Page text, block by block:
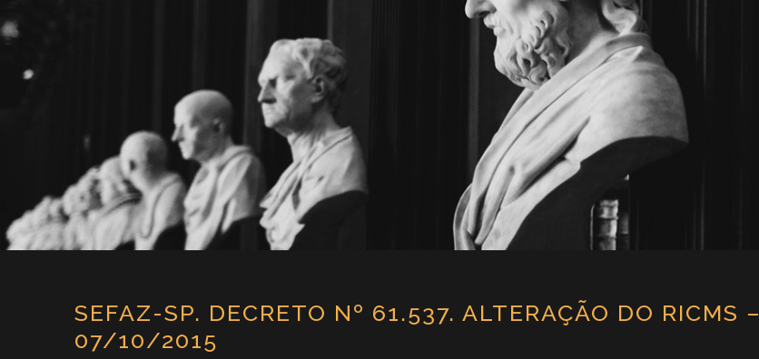
SEFAZ-SP. DECRETO Nº 61.537. ALTERAÇÃO DO RICMS –
07/10/2015